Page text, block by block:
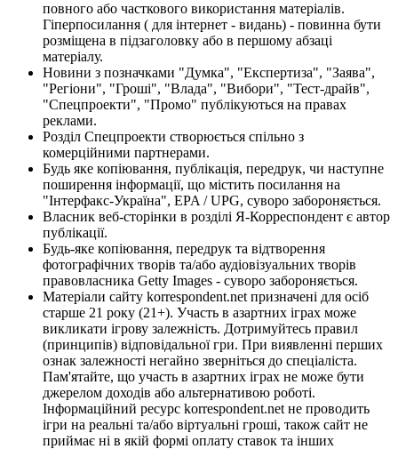
повного або часткового використання матеріалів.
Гіперпосилання ( для інтернет - видань) - повинна бути
розміщена в підзаголовку або в першому абзаці
матеріалу.
Новини з позначками "Думка", "Експертиза", "Заява",
"Регіони", "Гроші", "Влада", "Вибори", "Тест-драйв",
"Спецпроекти", "Промо" публікуються на правах
реклами.
Розділ Спецпроекти створюється спільно з
комерційними партнерами.
Будь яке копіювання, публікація, передрук, чи наступне
поширення інформації, що містить посилання на
"Інтерфакс-Україна", EPA / UPG, суворо забороняється.
Власник веб-сторінки в розділі Я-Корреспондент є автор
публікації.
Будь-яке копіювання, передрук та відтворення
фотографічних творів та/або аудіовізуальних творів
правовласника Getty Images - суворо забороняється.
Матеріали сайту korrespondent.net призначені для осіб
старше 21 року (21+). Участь в азартних іграх може
викликати ігрову залежність. Дотримуйтесь правил
(принципів) відповідальної гри. При виявленні перших
ознак залежності негайно зверніться до спеціаліста.
Пам'ятайте, що участь в азартних іграх не може бути
джерелом доходів або альтернативою роботі.
Інформаційний ресурс korrespondent.net не проводить
ігри на реальні та/або віртуальні гроші, також сайт не
приймає ні в якій формі оплату ставок та інших